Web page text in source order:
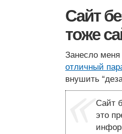
Сайт
тоже
Занесло меня
отличный
внушить
Сайт
это